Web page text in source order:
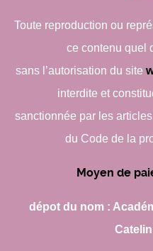
Toute reproduction ou
ce contenu quel
sans l’autorisation du site
interdite et
sanctionnée par les
du Code de la
Moyen de
dépot du nom :